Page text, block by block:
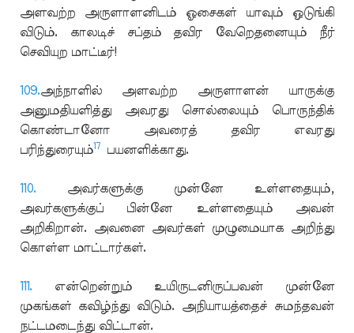
அளவற்ற அருளாளனிடம் ஓசைகள் யாவும் ஒடுங்கி
விடும். காலடிச் சப்தம் தவிர வேறெதனையும் நீர்
செவியுற மாட்டீர்!
109.அந்நாளில் அளவற்ற அருளாளன் யாருக்கு
அனுமதியளித்து அவரது சொல்லையும் பொருந்திக்
கொண்டானோ அவரைத் தவிர எவரது
பரிந்துரையும்17 பயனளிக்காது.
110. அவர்களுக்கு முன்னே உள்ளதையும்,
அவர்களுக்குப் பின்னே உள்ளதையும் அவன்
அறிகிறான். அவனை அவர்கள் முழுமையாக அறிந்து
கொள்ள மாட்டார்கள்.
111. என்றென்றும் உயிருடனிருப்பவன் முன்னே
முகங்கள் கவிழ்ந்து விடும். அநியாயத்தைச் சுமந்தவன்
நட்டமடைந்து விட்டான்.